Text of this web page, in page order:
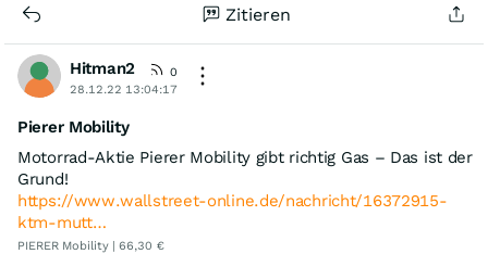
Zitieren
Hitman2
0
28.12.22 13:04:17
Pierer Mobility
Motorrad-Aktie Pierer Mobility gibt richtig Gas – Das ist der
Grund!
https://www.wallstreet-online.de/nachricht/16372915-
ktm-mutt…
PIERER Mobility | 66,30 €